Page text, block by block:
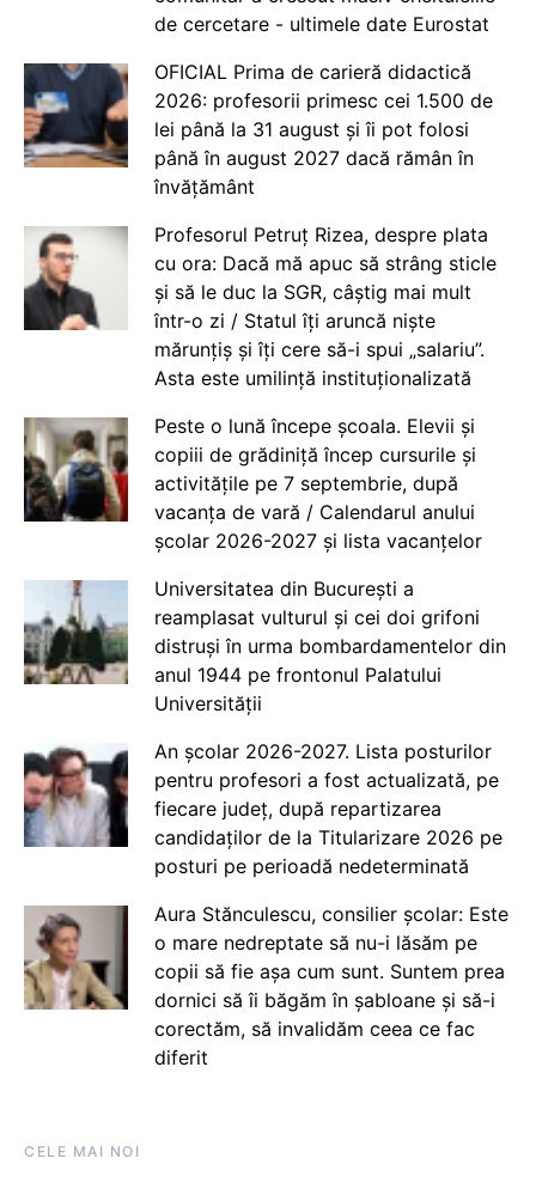
de cercetare - ultimele date Eurostat
OFICIAL Prima de carieră didactică
2026: profesorii primesc cei 1.500 de
lei până la 31 august și îi pot folosi
până în august 2027 dacă rămân în
învățământ
Profesorul Petruț Rizea, despre plata
cu ora: Dacă mă apuc să strâng sticle
și să le duc la SGR, câștig mai mult
într-o zi / Statul îți aruncă niște
mărunțiș și îți cere să-i spui „salariu”.
Asta este umilință instituționalizată
Peste o lună începe școala. Elevii și
copiii de grădiniță încep cursurile și
activitățile pe 7 septembrie, după
vacanța de vară / Calendarul anului
școlar 2026-2027 și lista vacanțelor
Universitatea din București a
reamplasat vulturul și cei doi grifoni
distruși în urma bombardamentelor din
anul 1944 pe frontonul Palatului
Universității
An școlar 2026-2027. Lista posturilor
pentru profesori a fost actualizată, pe
fiecare județ, după repartizarea
candidaților de la Titularizare 2026 pe
posturi pe perioadă nedeterminată
Aura Stănculescu, consilier școlar: Este
o mare nedreptate să nu-i lăsăm pe
copii să fie așa cum sunt. Suntem prea
dornici să îi băgăm în șabloane și să-i
corectăm, să invalidăm ceea ce fac
diferit
CELE MAI NOI